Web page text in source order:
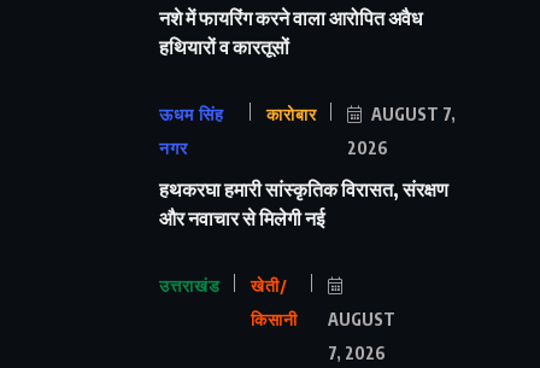
नशे में फायरिंग करने वाला आरोपित अवैध
हथियारों व कारतूसों
ऊधम सिंह
नगर
कारोबार
AUGUST 7,
2026
हथकरघा हमारी सांस्कृतिक विरासत, संरक्षण
और नवाचार से मिलेगी नई
उत्तराखंड
खेती/
किसानी
AUGUST
7, 2026